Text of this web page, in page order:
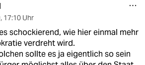
, 17:10 Uhr
schockierend, wie hier einmal mehr
verdreht wird.
sollte es ja eigentlich so sein